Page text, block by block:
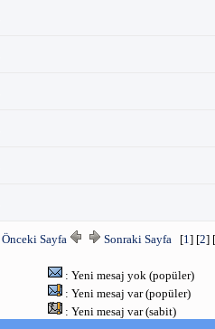
Önceki Sayfa Sonraki Sayfa [1] [2] [
: Yeni mesaj yok (popüler)
: Yeni mesaj var (popüler)
: Yeni mesaj var (sabit)